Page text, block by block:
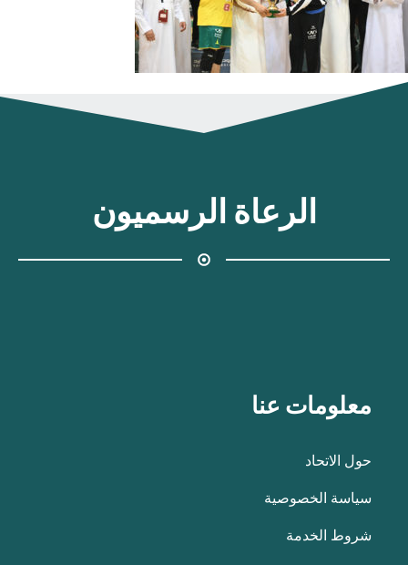
الرعاة الرسميون
معلومات عنا
حول الاتحاد
سياسة الخصوصية
شروط الخدمة